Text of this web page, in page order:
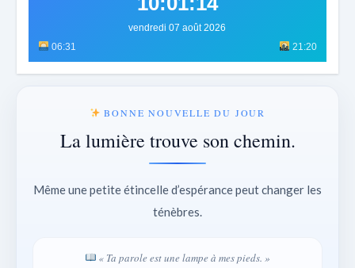
vendredi 07 août 2026
06:31
21:20
BONNE NOUVELLE DU JOUR
La lumière trouve son chemin.
Même une petite étincelle d’espérance peut changer les
ténèbres.
« Ta parole est une lampe à mes pieds. »